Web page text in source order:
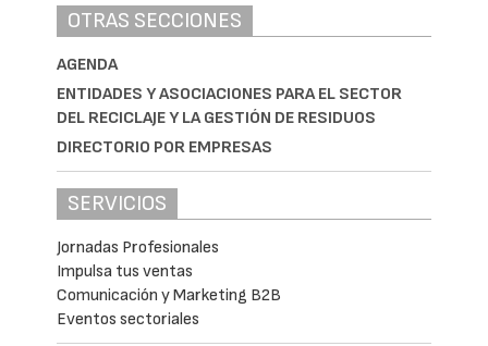
OTRAS SECCIONES
AGENDA
ENTIDADES Y ASOCIACIONES PARA EL SECTOR
DEL RECICLAJE Y LA GESTIÓN DE RESIDUOS
DIRECTORIO POR EMPRESAS
SERVICIOS
Jornadas Profesionales
Impulsa tus ventas
Comunicación y Marketing B2B
Eventos sectoriales